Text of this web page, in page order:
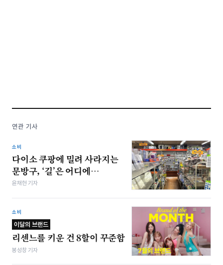
연관 기사
소비
다이소 쿠팡에 밀려 사라지는
문방구, ‘길’은 어디에…
윤채현 기자
소비
이달의 브랜드
리센느를 키운 건 8할이 꾸준함
봉성창 기자